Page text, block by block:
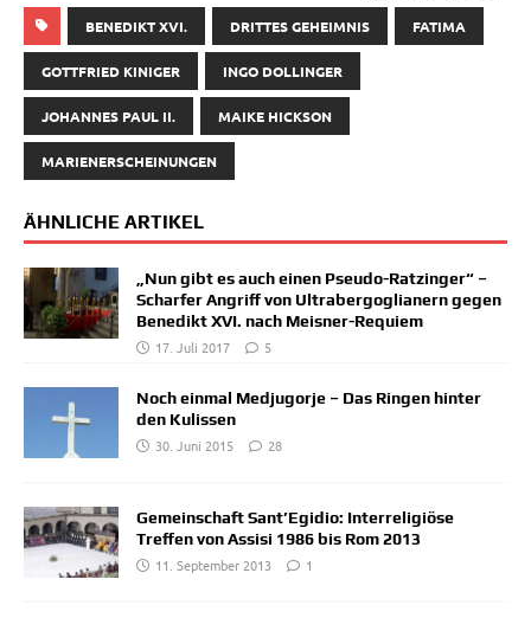
BENEDIKT XVI. DRITTES GEHEIMNIS FATIMA
GOTTFRIED KINIGER INGO DOLLINGER
JOHANNES PAUL II. MAIKE HICKSON
MARIENERSCHEINUNGEN
ÄHNLICHE ARTIKEL
„Nun gibt es auch einen Pseudo-Ratzinger“ –
Scharfer Angriff von Ultrabergoglianern gegen
Benedikt XVI. nach Meisner-Requiem
17. Juli 2017
5
Noch einmal Medjugorje – Das Ringen hinter
den Kulissen
30. Juni 2015
28
Gemeinschaft Sant’Egidio: Interreligiöse
Treffen von Assisi 1986 bis Rom 2013
11. September 2013
1